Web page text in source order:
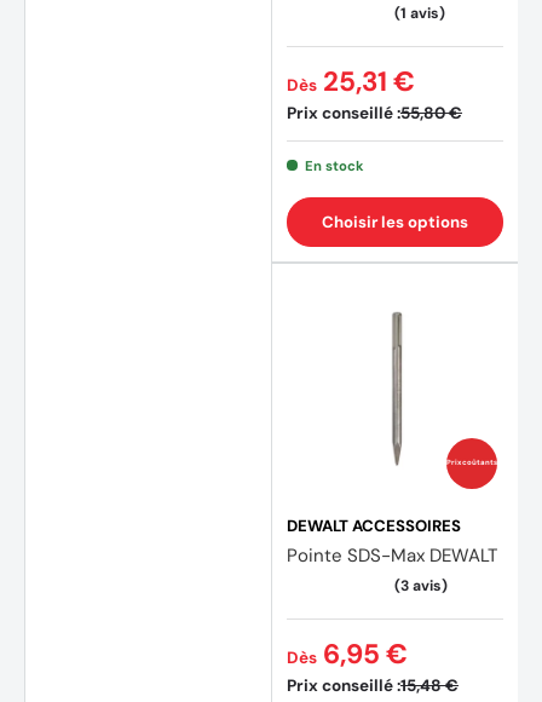
Prix conseillé :55,80 €
Dès 25,31 €
En stock
Choisir les options
Prix coûtants
DEWALT ACCESSOIRES
Pointe SDS-Max DEWALT
Prix conseillé :15,48 €
Dès 6,95 €